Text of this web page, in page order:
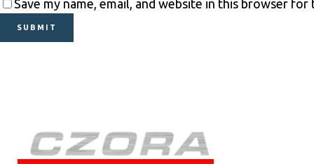
Save my name, email, and website in this browser